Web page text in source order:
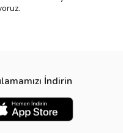
İndirin